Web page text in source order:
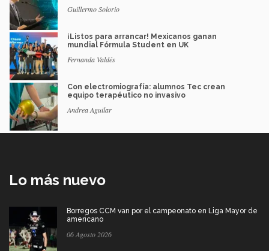
Guillermo Solorio
¡Listos para arrancar! Mexicanos ganan
mundial Fórmula Student en UK
Fernanda Valdés
Con electromiografía: alumnos Tec crean
equipo terapéutico no invasivo
Andrea Aguilar
Lo más nuevo
Borregos CCM van por el campeonato en Liga Mayor de
americano
06 Agosto 2026